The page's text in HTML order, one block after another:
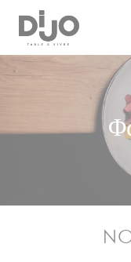
Πίνακας διαχείρισης